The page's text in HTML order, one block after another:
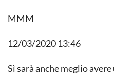
MMM
12/03/2020 13:46
Sì sarà anche meglio